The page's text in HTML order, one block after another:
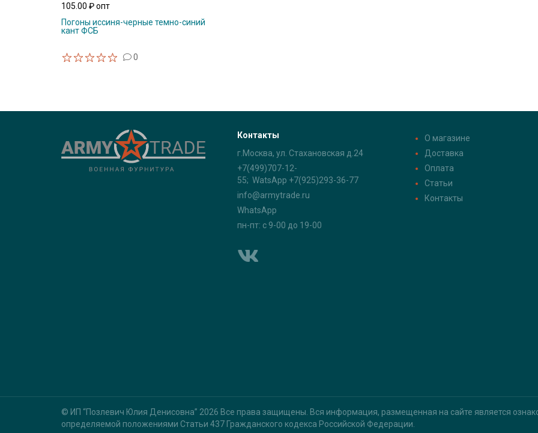
105.00 ₽ опт
Погоны иссиня-черные темно-синий
кант ФСБ
0
Контакты
г.Москва, ул. Стахановская д.24
+7(499)707-12-
55; WatsApp +7(925)293-36-77
info@armytrade.ru
WhatsApp
пн-пт: с 9-00 до 19-00
О магазине
Доставка
Оплата
Статьи
Контакты
© ИП “Позлевич Юлия Денисовна” 2026 Все права защищены. Вся информация, размещенная на сайте является
определяемой положениями Статьи 437 Гражданского кодекса Российской Федерации.